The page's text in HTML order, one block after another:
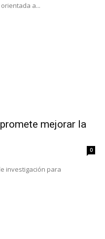
a...
mejorar la
0
investigación para